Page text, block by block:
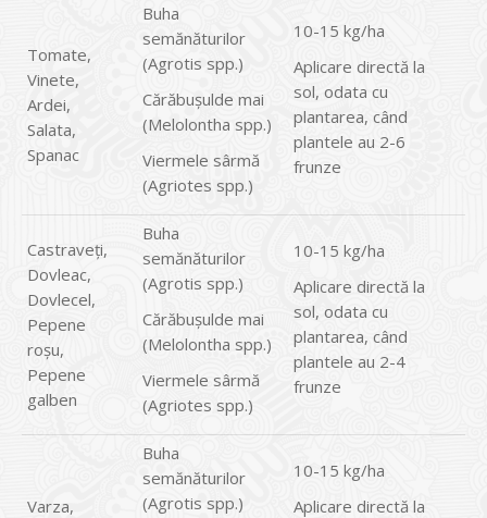
Tomate,
Vinete,
Ardei,
Salata,
Spanac
Buha
semănăturilor
(Agrotis spp.)
Cărăbuşulde mai
(Melolontha spp.)
Viermele sârmă
(Agriotes spp.)
10-15 kg/ha
Aplicare directă la
sol, odata cu
plantarea, când
plantele au 2-6
frunze
Castraveţi,
Dovleac,
Dovlecel,
Pepene
roşu,
Pepene
galben
Buha
semănăturilor
(Agrotis spp.)
Cărăbuşulde mai
(Melolontha spp.)
Viermele sârmă
(Agriotes spp.)
10-15 kg/ha
Aplicare directă la
sol, odata cu
plantarea, când
plantele au 2-4
frunze
Varza,
Buha
semănăturilor
(Agrotis spp.)
10-15 kg/ha
Aplicare directă la